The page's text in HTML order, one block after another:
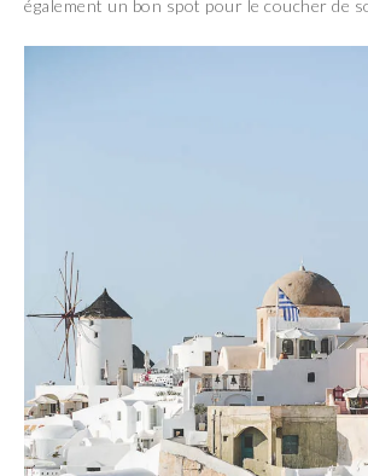
également un bon spot pour le coucher de